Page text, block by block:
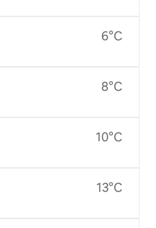
6°C
8°C
10°C
13°C